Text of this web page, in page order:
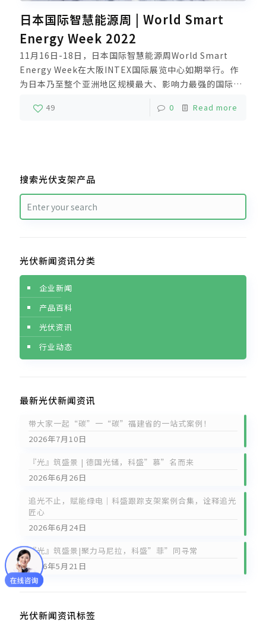
日本国际智慧能源周 | World Smart
Energy Week 2022
11月16日-18日，日本国际智慧能源周World Smart
Energy Week在大阪INTEX国际展览中心如期举行。作
为日本乃至整个亚洲地区规模最大、影响力最强的国际性
可再生能源行业展览会，盛会汇聚了能源行业最新技术和
服务，吸引了众多来自全球的业界人士进行学习参观。
49 0 Read more
搜索光伏支架产品
光伏新闻资讯分类
企业新闻
产品百科
光伏资讯
行业动态
最新光伏新闻资讯
带大家一起“碳”一“碳”福建省的一站式案例！
2026年7月10日
『光』筑盛景 | 德国光储，科盛”慕”名而来
2026年6月26日
追光不止，赋能绿电｜科盛跟踪支架案例合集，诠释追光
匠心
2026年6月24日
『光』筑盛景|聚力马尼拉，科盛”菲”同寻常
2026年5月21日
光伏新闻资讯标签